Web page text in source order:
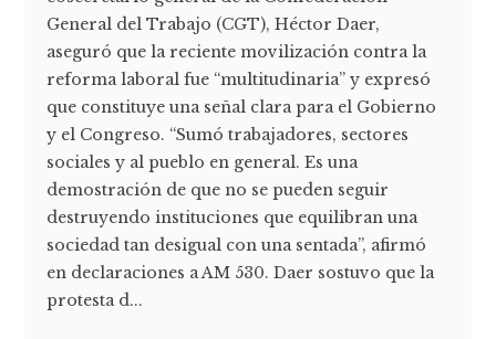
General del Trabajo (CGT), Héctor Daer,
aseguró que la reciente movilización contra la
reforma laboral fue “multitudinaria” y expresó
que constituye una señal clara para el Gobierno
y el Congreso. “Sumó trabajadores, sectores
sociales y al pueblo en general. Es una
demostración de que no se pueden seguir
destruyendo instituciones que equilibran una
sociedad tan desigual con una sentada”, afirmó
en declaraciones a AM 530. Daer sostuvo que la
protesta d...